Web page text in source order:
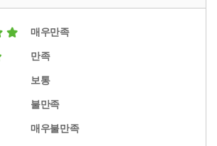
매우만족
만족
보통
불만족
매우불만족